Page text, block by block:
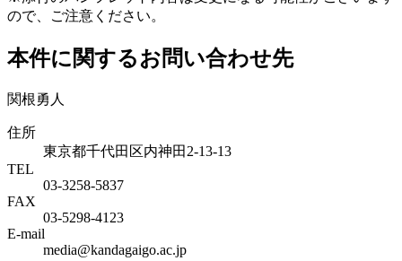
ので、ご注意ください。
本件に関するお問い合わせ先
関根勇人
住所
東京都千代田区内神田2-13-13
TEL
03-3258-5837
FAX
03-5298-4123
E-mail
media@kandagaigo.ac.jp